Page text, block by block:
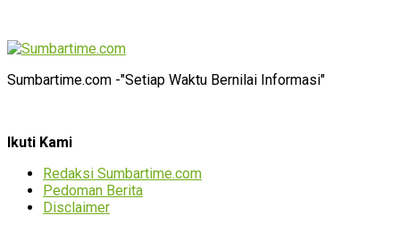
Sumbartime.com -"Setiap Waktu Bernilai Informasi"
Ikuti Kami
Redaksi Sumbartime.com
Pedoman Berita
Disclaimer